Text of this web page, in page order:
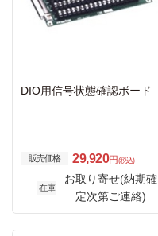
DIO用信号状態確認ボード
販売価格 29,920円 (税込)
在庫
お取り寄せ(納期確
定次第ご連絡)